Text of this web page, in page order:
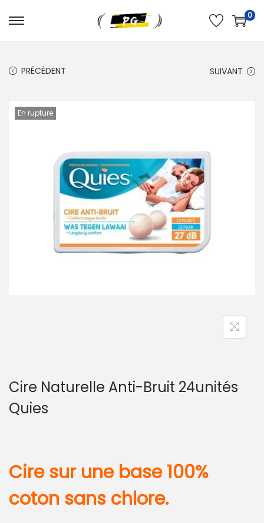
0
PRÉCÉDENT SUIVANT
En rupture
Cire Naturelle Anti-Bruit 24unités
Quies
Cire sur une base 100%
coton sans chlore.